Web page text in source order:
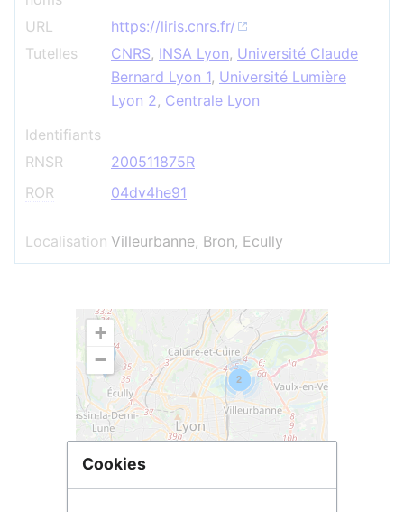
URL
https://liris.cnrs.fr/
Tutelles
CNRS, INSA Lyon, Université Claude
Bernard Lyon 1, Université Lumière
Lyon 2, Centrale Lyon
Identifiants
RNSR
200511875R
ROR
04dv4he91
Localisation Villeurbanne, Bron, Ecully
2
+
−
Cookies